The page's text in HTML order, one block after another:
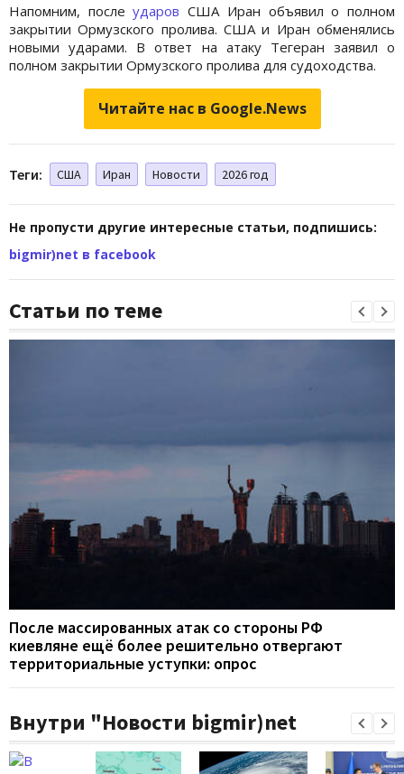
Напомним, послеударов США Иран объявил о полном
закрытии Ормузского пролива. США и Иран обменялись
новыми ударами. В ответ на атаку Тегеран заявил о
полном закрытии Ормузского пролива для судоходства.
Читайте нас в Google.News
Теги: США Иран Новости 2026 год
Не пропусти другие интересные статьи, подпишись:
bigmir)net в facebook
Статьи по теме
После массированных атак со стороны РФ
киевляне ещё более решительно отвергают
территориальные уступки: опрос
Внутри "Новости bigmir)net